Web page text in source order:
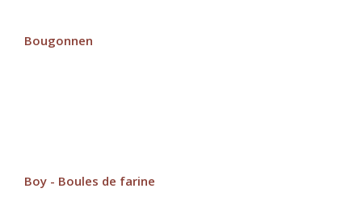
Bougonnen
Boy - Boules de farine